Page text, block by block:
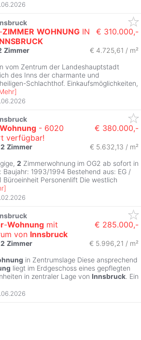
-ZIMMER WOHNUNG IN
€ 310.000,-
Zimmer
€ 4.725,61 / m²
vom Zentrum der Landeshauptstadt
des Inns der charmante und
Schlachthof. Einkaufsmöglichkeiten,
]
Wohnung - 6020
verfügbar!
€ 380.000,-
2 Zimmer
€ 5.632,13 / m²
2 Zimmerwohnung im OG2 ab sofort in
1993/1994 Bestehend aus: EG /
Büroeinheit Personenlift Die westlich
]
-Wohnung mit
von Innsbruck
€ 285.000,-
2 Zimmer
€ 5.996,21 / m²
in Zentrumslage Diese ansprechend
liegt im Erdgeschoss eines gepflegten
in zentraler Lage von Innsbruck. Ein